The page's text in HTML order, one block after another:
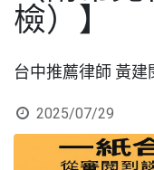
檢）】
台中推薦律師 黃建
2025/07/29